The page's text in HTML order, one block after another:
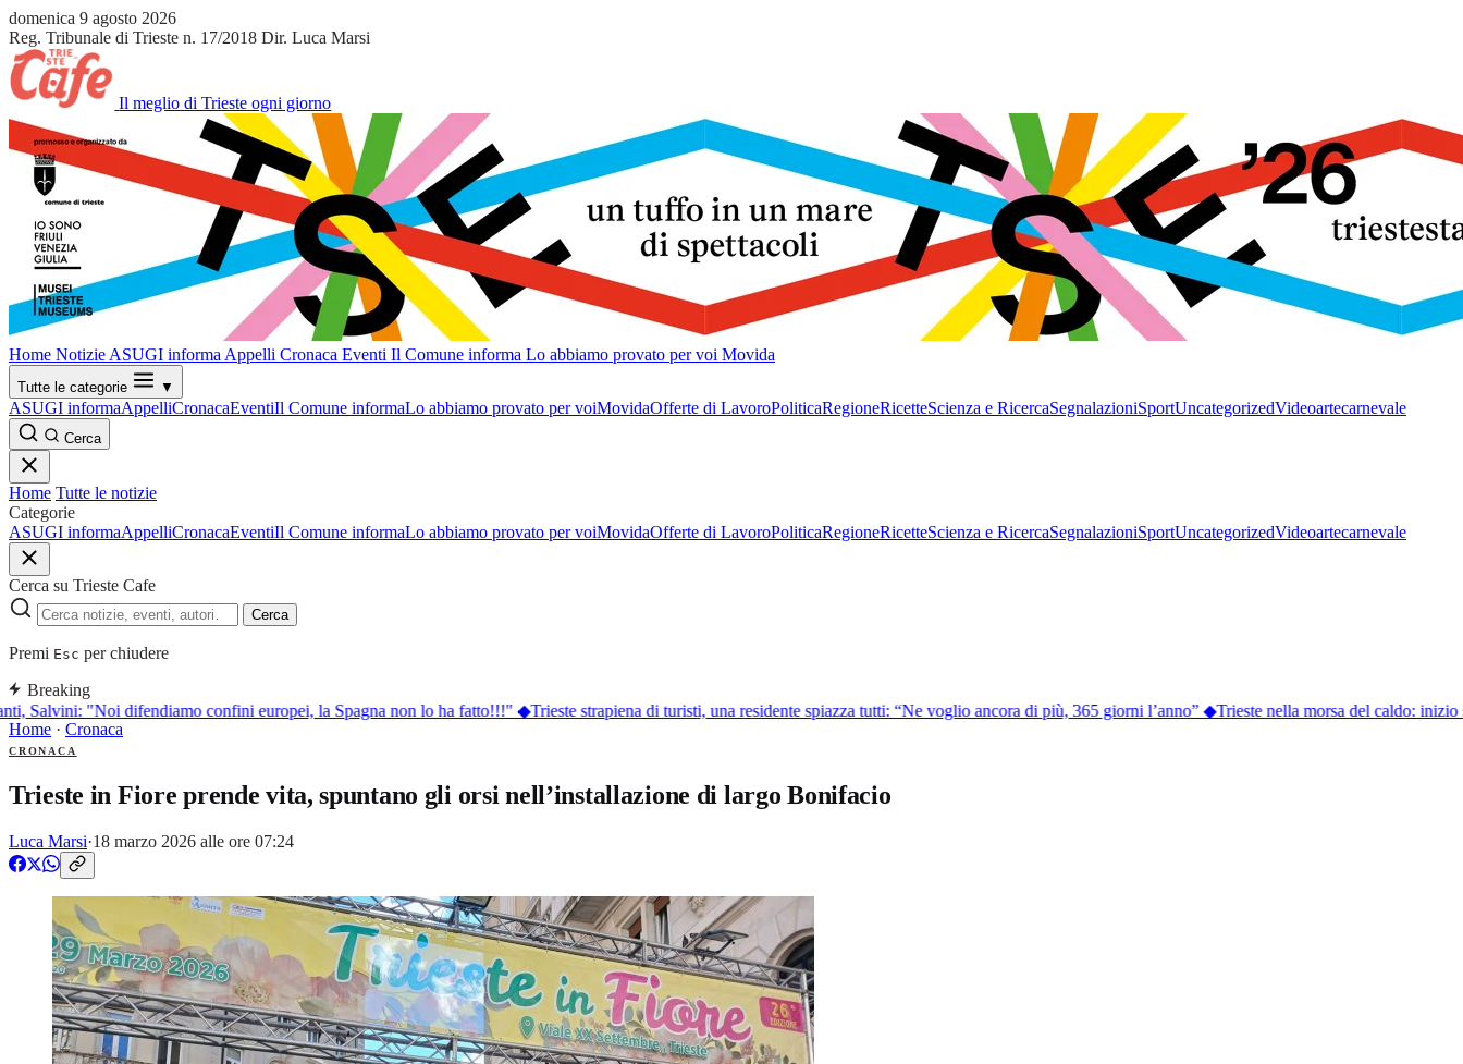
domenica 9 agosto 2026
Reg. Tribunale di Trieste n. 17/2018 Dir. Luca Marsi
Il meglio di Trieste ogni giorno
Home Notizie ASUGI informa Appelli Cronaca Eventi Il Comune informa Lo abbiamo provato per voi Movida
Tutte le categorie ▼
ASUGI informaAppelliCronacaEventiIl Comune informaLo abbiamo provato per voiMovidaOfferte di LavoroPoliticaRegioneRicetteScienza e RicercaSegnalazioniSportUncategorizedVideoartecarnevale
Cerca
Home Tutte le notizie
Categorie
ASUGI informaAppelliCronacaEventiIl Comune informaLo abbiamo provato per voiMovidaOfferte di LavoroPoliticaRegioneRicetteScienza e RicercaSegnalazioniSportUncategorizedVideoartecarnevale
Cerca su Trieste Cafe
Cerca
Premi Esc per chiudere
Breaking
Salvini: "Noi difendiamo confini europei, la Spagna non lo ha fatto!!!"◆ Trieste strapiena di turisti, una residente spiazza tutti: “Ne voglio ancora di più, 365 giorni l’anno”◆Trieste nella morsa del caldo:
Home · Cronaca
CRONACA
Trieste in Fiore prende vita, spuntano gli orsi nell’installazione di largo Bonifacio
Luca Marsi·18 marzo 2026 alle ore 07:24